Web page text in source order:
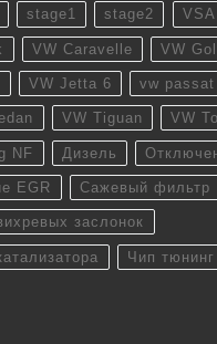
stage1 stage2 VSA
VW Caravelle VW
VW Jetta 6 vw passat
VW Tiguan VW
NF Дизель
EGR Сажевый фильтр
заслонок
Чип тюнинг